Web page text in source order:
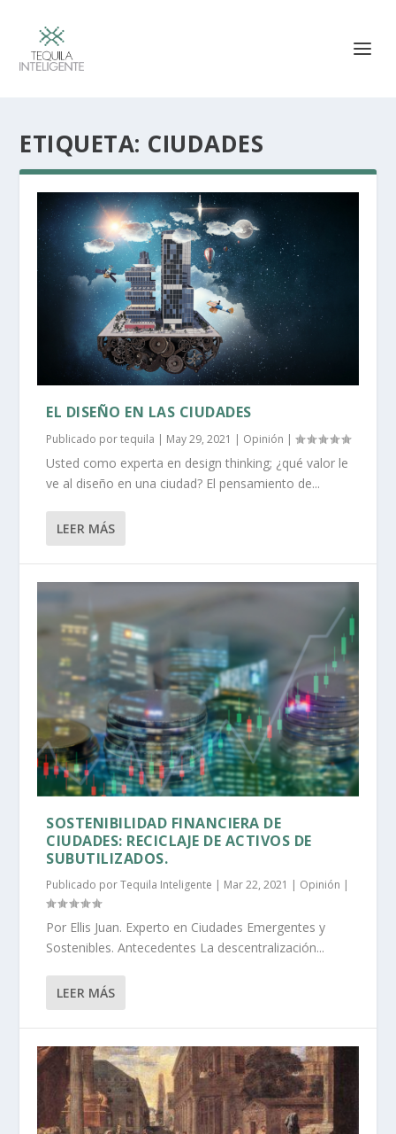
ETIQUETA: CIUDADES
EL DISEÑO EN LAS CIUDADES
Publicado portequila | May 29, 2021 | Opinión |
Usted como experta en design thinking; ¿qué valor le
ve al diseño en una ciudad? El pensamiento de...
LEER MÁS
SOSTENIBILIDAD FINANCIERA DE
CIUDADES: RECICLAJE DE ACTIVOS DE
SUBUTILIZADOS.
Publicado porTequila Inteligente | Mar 22, 2021 | Opinión |
Por Ellis Juan. Experto en Ciudades Emergentes y
Sostenibles. Antecedentes La descentralización...
LEER MÁS